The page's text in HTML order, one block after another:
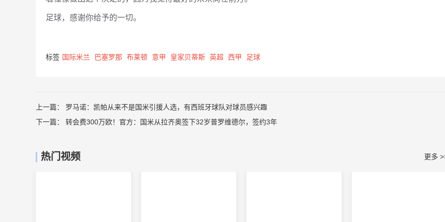
足球，感谢你给予的一切。
标签 国际米兰 巴塞罗那 布莱顿 意甲 皇家贝蒂斯 英超 西甲 足球
上一篇： 罗马诺：凯帕从来不是国米引援人选，有西班牙球队对球员感兴趣
下一篇： 转会费300万欧！官方：国米从拉齐奥签下32岁普罗维德尔，签约3年
热门视频 更多